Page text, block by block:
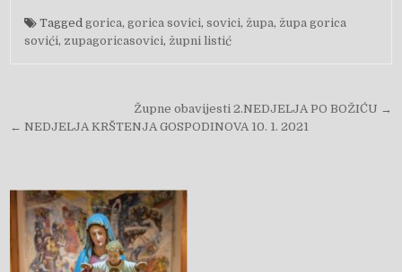
b
o
o
k
e
Tagged gorica, gorica sovici,sovici, župa, župa gorica
sovići, zupagoricasovici, župni listić
Navigacija objavaŽupne obavijesti 2.NEDJELJA PO BOŽIĆU →
← NEDJELJA KRŠTENJA GOSPODINOVA 10. 1. 2021